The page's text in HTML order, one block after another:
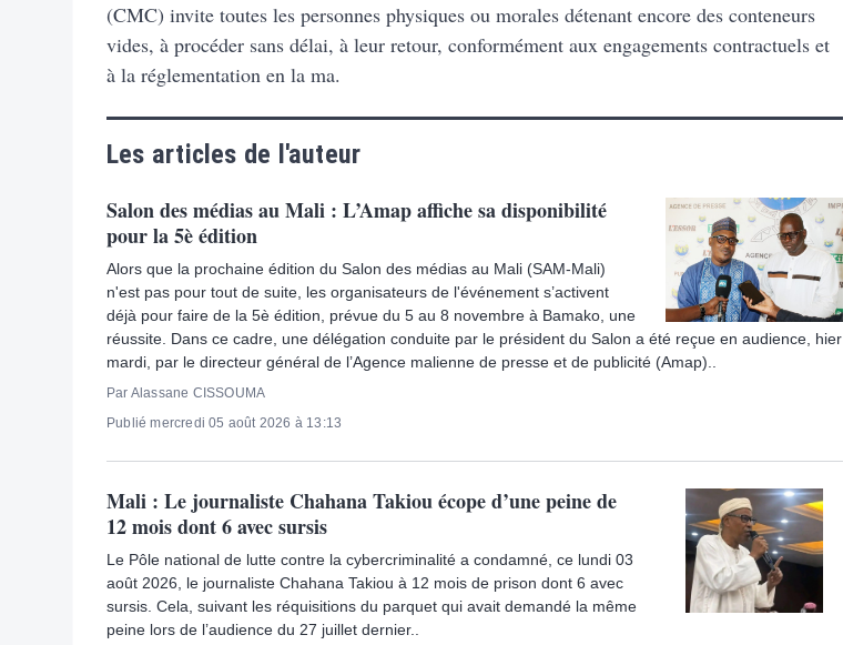
(CMC) invite toutes les personnes physiques ou morales détenant encore des conteneurs
vides, à procéder sans délai, à leur retour, conformément aux engagements contractuels et
à la réglementation en la ma.
Les articles de l'auteur
Salon des médias au Mali : L’Amap affiche sa disponibilité
pour la 5è édition
Alors que la prochaine édition du Salon des médias au Mali (SAM-Mali)
n'est pas pour tout de suite, les organisateurs de l'événement s’activent
déjà pour faire de la 5è édition, prévue du 5 au 8 novembre à Bamako, une
réussite. Dans ce cadre, une délégation conduite par le président du Salon a été reçue en audience, hier
mardi, par le directeur général de l’Agence malienne de presse et de publicité (Amap)..
Par Alassane CISSOUMA
Publié mercredi 05 août 2026 à 13:13
Mali : Le journaliste Chahana Takiou écope d’une peine de
12 mois dont 6 avec sursis
Le Pôle national de lutte contre la cybercriminalité a condamné, ce lundi 03
août 2026, le journaliste Chahana Takiou à 12 mois de prison dont 6 avec
sursis. Cela, suivant les réquisitions du parquet qui avait demandé la même
peine lors de l’audience du 27 juillet dernier..